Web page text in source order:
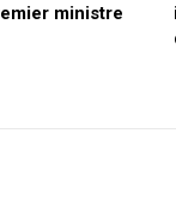
ministre